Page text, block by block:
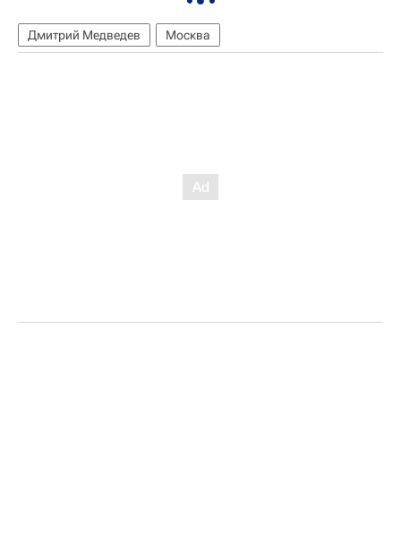
Дмитрий Медведев Москва